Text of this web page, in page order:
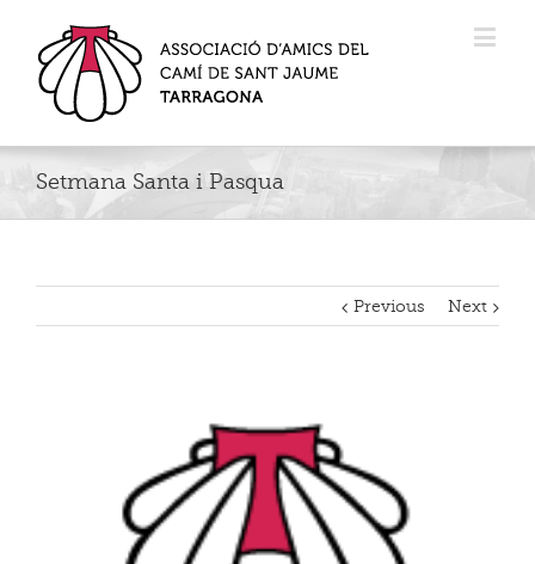
Setmana Santa i Pasqua
Previous Next